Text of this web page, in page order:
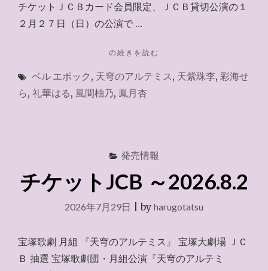
チケットＪＣＢカード会員限定、ＪＣＢ貸切公演の１
２月２７日（日）の公演で …
"チ
ッ
ト
の続きを読む
ベル エポック , 天穹のアルテミス , 天紫珠李, 彩海せ
ら, 礼華はる, 風間柚乃, 鳳月杏
発売情報
チケットJCB ～2026.8.2
2026年7月29日 |by harugotatsu
宝塚歌劇 月組 『天穹のアルテミス』 宝塚大劇場 ＪＣ
Ｂ 抽選 宝塚歌劇団・月組公演『天穹のアルテミ